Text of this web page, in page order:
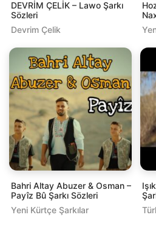
DEVRİM ÇELİK – Lawo Şarkı
Sözleri
Devrim Çelik
Bahri Altay Abuzer & Osman –
Payîz Bû Şarkı Sözleri
Yeni Kürtçe Şarkılar